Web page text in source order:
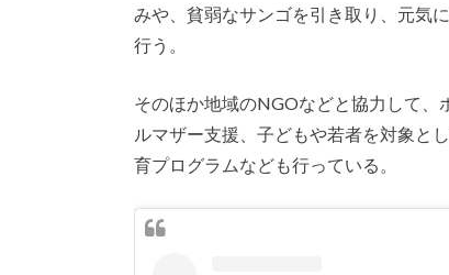
みや、貧弱なサンゴを引き取り、元気
行う。
そのほか地域のNGOなどと協力して
ルマザー支援、子どもや若者を対象と
育プログラムなども行っている。